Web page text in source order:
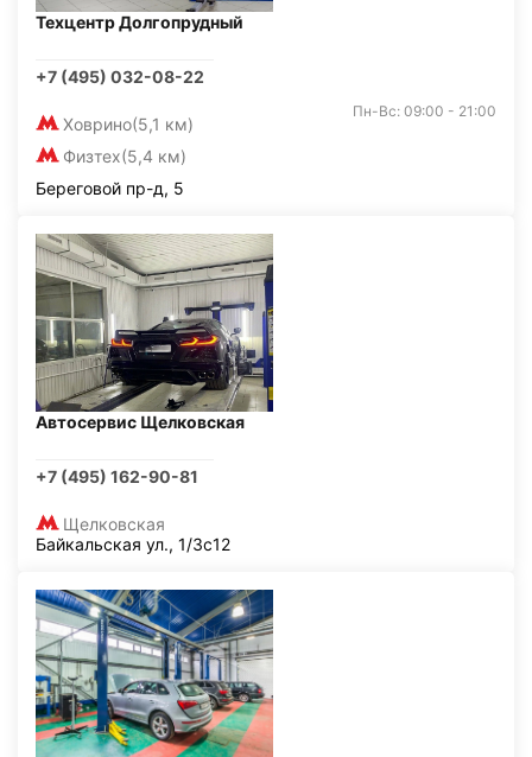
Техцентр Долгопрудный
+7 (495) 032-08-22
Ховрино(5,1 км)
Физтех(5,4 км)
Пн-Вс: 09:00 - 21:00
Береговой пр-д, 5
Автосервис Щелковская
+7 (495) 162-90-81
Щелковская
Байкальская ул., 1/3с12